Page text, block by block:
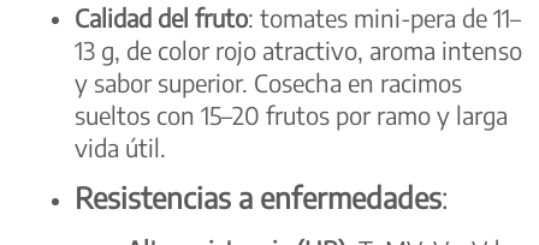
Calidad del fruto: tomates mini-pera de 11–
13 g, de color rojo atractivo, aroma intenso
y sabor superior. Cosecha en racimos
sueltos con 15–20 frutos por ramo y larga
vida útil.
Resistencias a enfermedades: